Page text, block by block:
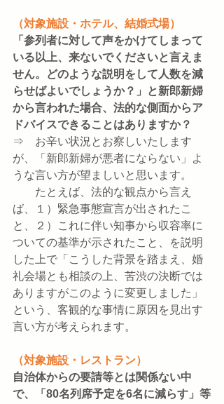
（対象施設・ホテル、結婚式場）
「参列者に対して声をかけてしまって
いる以上、来ないでくださいと言えま
せん。どのような説明をして人数を減
らせばよいでしょうか？」と新郎新婦
から言われた場合、法的な側面からア
ドバイスできることはありますか？
⇒　お辛い状況とお察しいたします
が、「新郎新婦が悪者にならない」よ
うな言い方が望ましいと思います。
たとえば、法的な観点から言え
ば、１）緊急事態宣言が出されたこ
と、２）これに伴い知事から収容率に
ついての基準が示されたこと、を説明
した上で「こうした背景を踏まえ、婚
礼会場とも相談の上、苦渋の決断では
ありますがこのように変更しました」
という、客観的な事情に原因を見出す
言い方が考えられます。
（対象施設・レストラン）
自治体からの要請等とは関係ない中
で、「80名列席予定を6名に減らす」等